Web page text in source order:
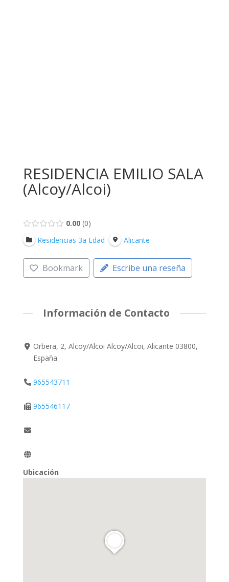
RESIDENCIA EMILIO SALA
(Alcoy/Alcoi)
0.00 0
Residencias 3a Edad
Alicante
Bookmark Escribe una reseña
Información de Contacto
Orbera, 2, Alcoy/Alcoi Alcoy/Alcoi, Alicante 03800,
España
965543711
965546117
Ubicación